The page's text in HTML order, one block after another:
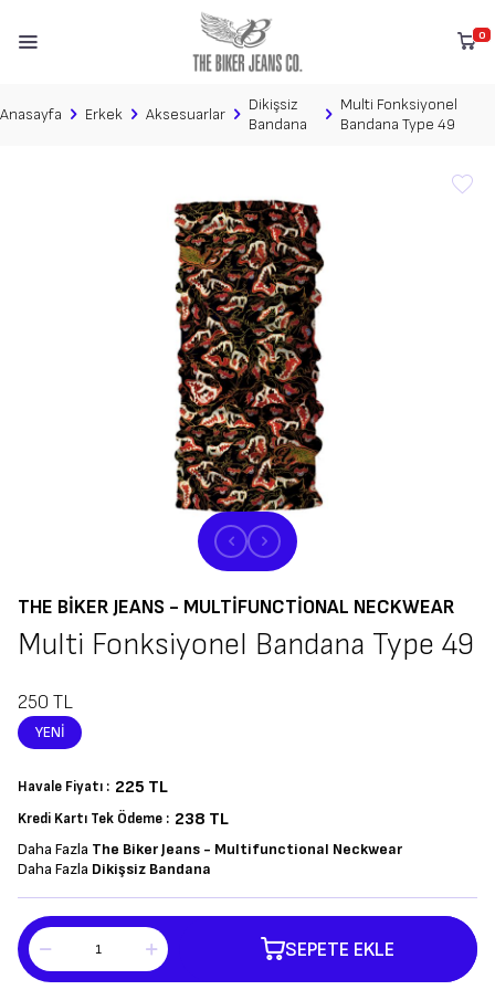
0
Anasayfa Erkek Aksesuarlar
Dikişsiz
Bandana
Multi Fonksiyonel
Bandana Type 49
THE BIKER JEANS - MULTIFUNCTIONAL NECKWEAR
Multi Fonksiyonel Bandana Type 49
250 TL
YENI
Havale Fiyatı : 225 TL
Kredi Kartı Tek Ödeme : 238 TL
Daha Fazla The Biker Jeans - Multifunctional Neckwear
Daha Fazla Dikişsiz Bandana
SEPETE EKLE